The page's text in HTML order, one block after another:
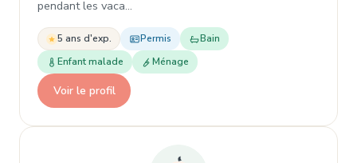
pendant les vaca…
5 ans d'exp. Permis
Bain
Enfant malade
Ménage
Voir le profil